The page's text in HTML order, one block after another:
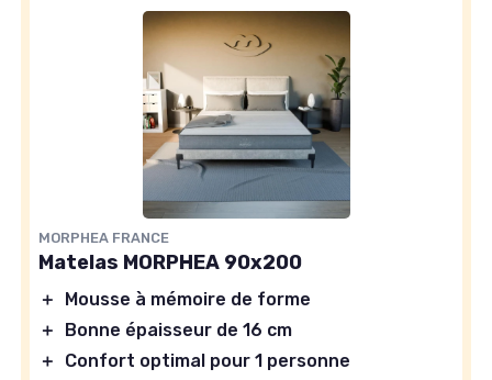
MORPHEA FRANCE
Matelas MORPHEA 90x200
＋
Mousse à mémoire de forme
＋
Bonne épaisseur de 16 cm
＋
Confort optimal pour 1 personne